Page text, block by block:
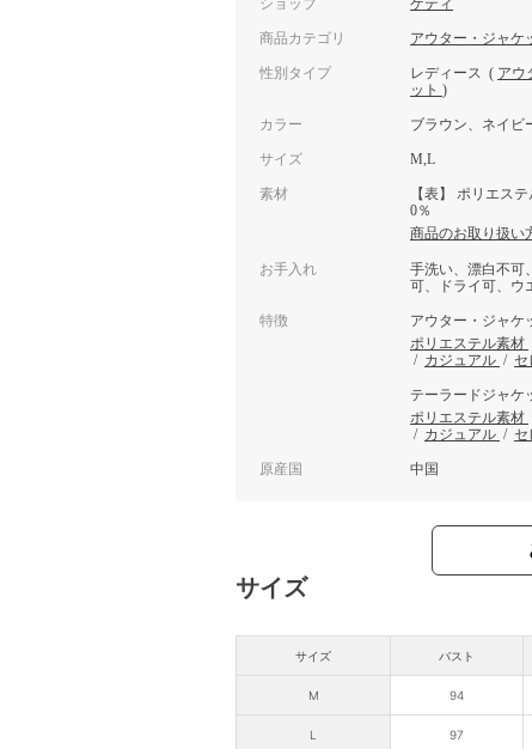
ショップ ケティ
商品カテゴリ アウター・ジャケ
性別タイプ レディース ( アウ
ット )
カラー ブラウン、ネイビ
サイズ M,L
素材
【表】 ポリエス
0％
商品のお取り扱い
お手入れ
手洗い、漂白不可
可、ドライ可、ウ
特徴
アウター・ジャケ
ポリエステル素材
/ カジュアル /
テーラードジャケ
ポリエステル素材
/ カジュアル /
原産国 中国
サイズ
サイズ
M
L
バスト
94
97